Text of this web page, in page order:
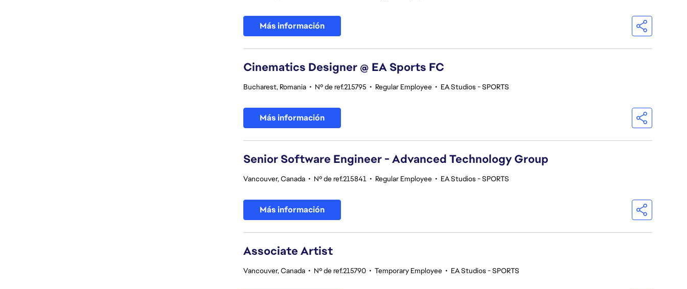
Más información
Cinematics Designer @ EA Sports FC
Bucharest, Romania • Nº de ref.215795 • Regular Employee • EA Studios - SPORTS
Más información
Senior Software Engineer - Advanced Technology Group
Vancouver, Canada • Nº de ref.215841 • Regular Employee • EA Studios - SPORTS
Más información
Associate Artist
Vancouver, Canada • Nº de ref.215790 • Temporary Employee • EA Studios - SPORTS